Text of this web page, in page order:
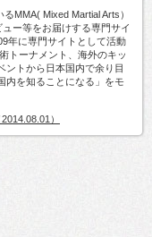
MMA( Mixed Martial Arts）
ー等をお届けする専門サイ
年に専門サイトとして活動
トーナメント、海外のキッ
ントから日本国内で余り目
内を知ることになる」をモ
）